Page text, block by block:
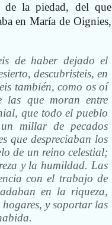
de la piedad, del que
en María de Oignies,
de haber dejado el
descubristeis, en
también, como os oí
las que moran entre
que todo el pueblo
millar de pecados
que despreciaban los
de un reino celestial;
y la humildad. Las
con el trabajo de
en la riqueza,
hogares, y soportar las